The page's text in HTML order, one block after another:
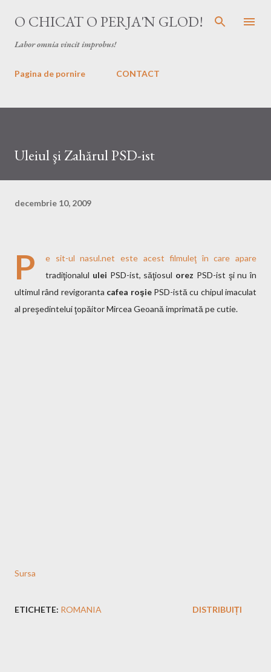
Treceți la conținutul principal
O CHICAT O PERJA'N GLOD!
Labor omnia vincit improbus!
Pagina de pornire CONTACT
Uleiul şi Zahărul PSD-ist
decembrie 10, 2009
P e sit-ulnasul.net este acest filmuleţ în care apare
tradiţionalul ulei PSD-ist, săţiosul orez PSD-ist şi nu în
ultimul rând revigoranta cafea roşiePSD-istă cu chipul imaculat
al preşedintelui ţopăitor Mircea Geoană imprimată pe cutie.
Sursa
ETICHETE: ROMANIA DISTRIBUIȚI